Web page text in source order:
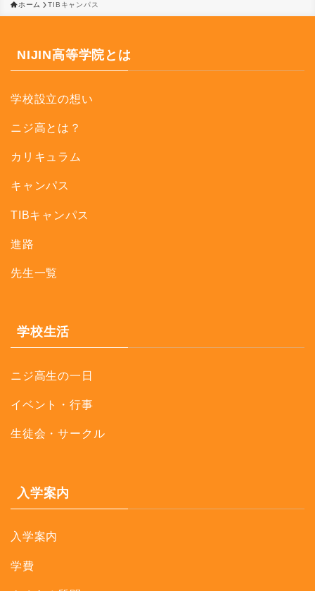
ホーム TIBキャンパス
NIJIN高等学院とは
学校設立の想い
ニジ高とは？
カリキュラム
キャンパス
TIBキャンパス
進路
先生一覧
学校生活
ニジ高生の一日
イベント・行事
生徒会・サークル
入学案内
入学案内
学費